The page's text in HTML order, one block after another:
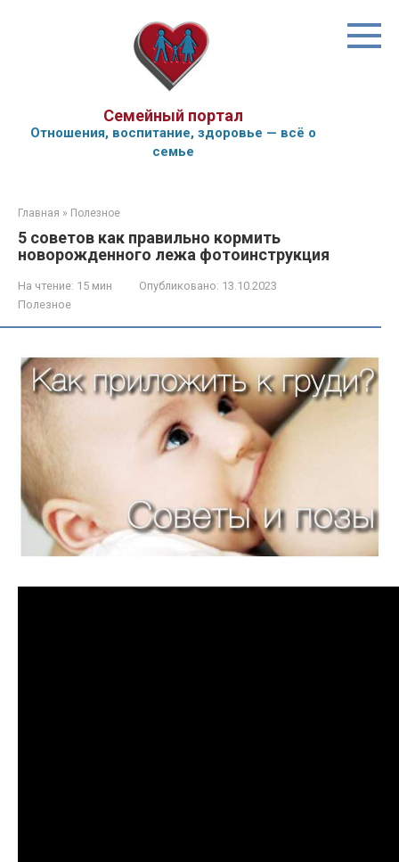
Семейный портал
Отношения, воспитание, здоровье — всё о
семье
Главная » Полезное
5 советов как правильно кормить
новорожденного лежа фотоинструкция
На чтение: 15 мин Опубликовано: 13.10.2023
Полезное